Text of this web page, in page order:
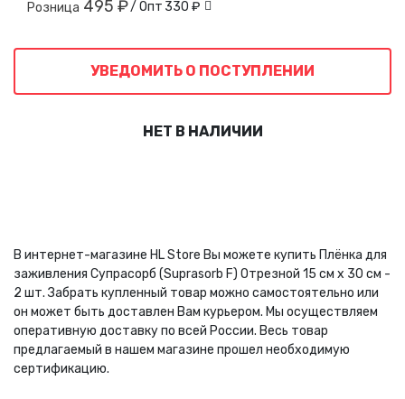
Розница 495 ₽/ Опт 330 ₽
УВЕДОМИТЬ О ПОСТУПЛЕНИИ
НЕТ В НАЛИЧИИ
В интернет-магазине HL Store Вы можете купить Плёнка для
заживления Супрасорб (Suprasorb F) Отрезной 15 см х 30 см -
2 шт. Забрать купленный товар можно самостоятельно или
он может быть доставлен Вам курьером. Мы осуществляем
оперативную доставку по всей России. Весь товар
предлагаемый в нашем магазине прошел необходимую
сертификацию.